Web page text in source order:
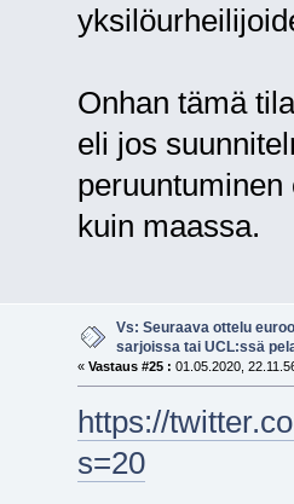
Onhan tämä
eli jos
kuin maassa.
Vs: Seuraava ottelu
sarjoissa tai UCL:ssä
« Vastaus #25 : 01.05.2020,
https://
s=20